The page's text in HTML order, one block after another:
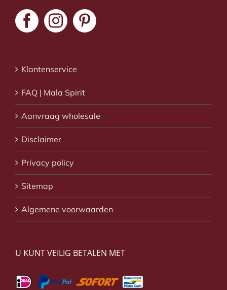
Klantenservice
FAQ | Mala Spirit
Aanvraag wholesale
Disclaimer
Privacy policy
Sitemap
Algemene voorwaarden
U KUNT VEILIG BETALEN MET